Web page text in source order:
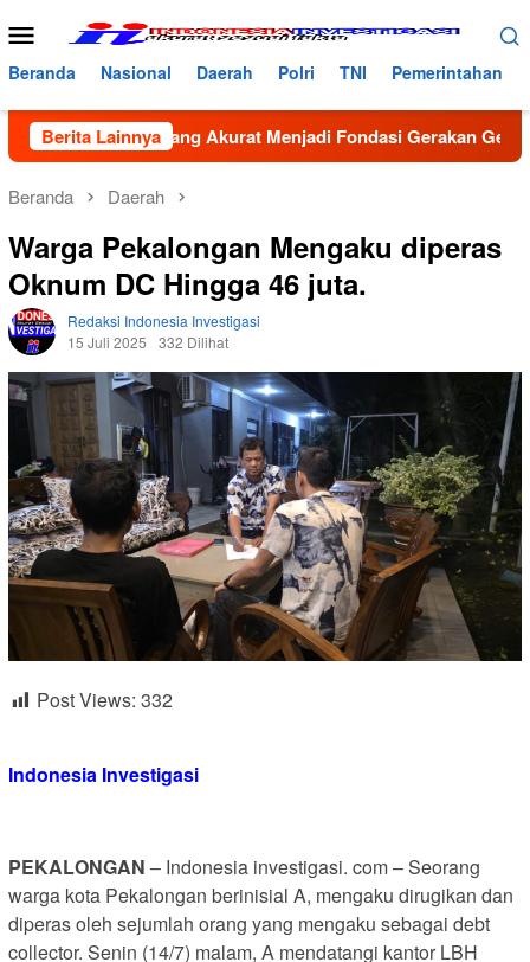
ke
konten
Menu
Mobile
Beranda Nasional Daerah Polri TNI Pemerintahan
Berita Lainnya
Data yang Akurat Menjadi Fondasi Gerakan GenRe di
Beranda Daerah
Warga Pekalongan Mengaku diperas
Oknum DC Hingga 46 juta.
Redaksi Indonesia Investigasi
15 Juli 2025
332 Dilihat
Post Views: 332
Indonesia Investigasi
PEKALONGAN – Indonesia investigasi. com – Seorang
warga kota Pekalongan berinisial A, mengaku dirugikan dan
diperas oleh sejumlah orang yang mengaku sebagai debt
collector. Senin (14/7) malam, A mendatangi kantor LBH